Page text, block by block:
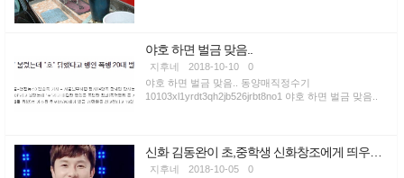
야호 하면 벌금 맞음..
지후네 2018-10-10
0
야호 하면 벌금 맞음.. 동양매직정수기
10103xl1yrdt3qh2jb526jrbt8no1 야호 하면 벌금 맞음..
신화 김동완이 초,중학생 신화창조에게 띄우는 메시지
지후네 2018-10-05
0